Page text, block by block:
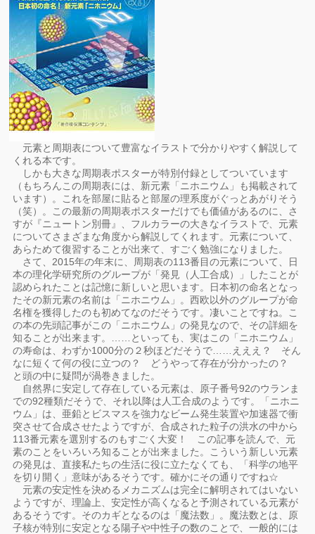
元素と周期表について豊富なイラストで分かりやすく解説して
くれる本です。
しかも大きな周期表ポスターが特別付録としてついています
（もちろんこの周期表には、新元素「ニホニウム」も掲載されて
います）。これを部屋に貼ると部屋の理系度がぐっとあがりそう
（笑）。この最新の周期表ポスターだけでも価値があるのに、さ
すが『ニュートン別冊』、フルカラーの大きなイラストで、元素
についてさまざまな角度から解説してくれます。元素について、
あらためて復習することが出来て、すごく勉強になりました。
さて、2015年の年末に、周期表の113番目の元素について、日
本の理化学研究所のグループが「発見（人工合成）」したことが
認められたことは記憶に新しいと思います。日本初の命名となっ
たその新元素の名前は「ニホニウム」。西欧以外のグループが命
名権を獲得したのも初めてなのだそうです。凄いことですね。こ
の本の先頭記事がこの「ニホニウム」の発見なので、その詳細を
知ることが出来ます。……といっても、実はこの「ニホニウム」
の寿命は、わずか1000分の２秒ほどだそうで……えええ？ そん
なに短くて何の役に立つの？ どうやって存在が分かったの？
と頭の中に疑問が渦巻きました。
自然界に安定して存在している元素は、原子番号92のウランま
での92種類だそうで、それ以降は人工合成のようです。「ニホニ
ウム」は、亜鉛とビスマスを強力なビーム発生装置や加速器で衝
突させて合成させたようですが、合成された粒子の洪水の中から
113番元素を選別するのもすごく大変！ この記事を読んで、元
素のことをいろいろ知ることが出来ました。こういう新しい元素
の発見は、直接私たちの生活に役に立たなくても、「科学の地平
を切り開く」意味があるそうです。確かにその通りですね☆
元素の安定性を決めるメカニズムは完全に解明されてはいない
ようですが、理論上、安定性が高くなると予測されている元素が
あるそうです。そのカギとなるのは「魔法数」。魔法数とは、原
子核が特別に安定となる陽子や中性子の数のことで、一般的には